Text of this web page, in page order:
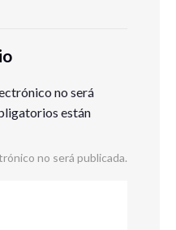
no será
están
no será publicada.